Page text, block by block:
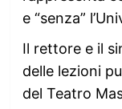
e “senza”
Il rettore e il
delle lezioni
del Teatro